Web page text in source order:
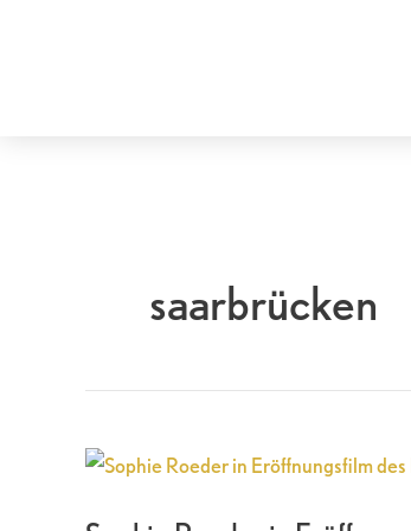
saarbrücken
Sophie